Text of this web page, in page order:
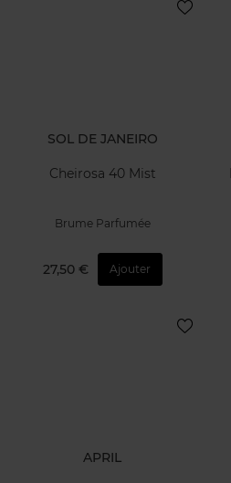
SOL DE JANEIRO
Cheirosa 40 Mist
Brume Parfumée
27,50 € Ajouter
APRIL